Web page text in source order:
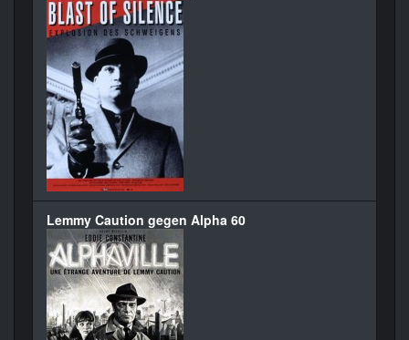
Lemmy Caution gegen Alpha 60